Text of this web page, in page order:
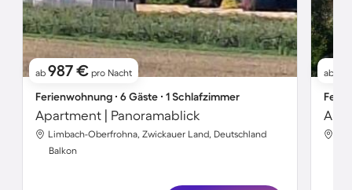
ab 987 € pro Nacht
Ferienwohnung ∙ 6 Gäste ∙ 1 Schlafzimmer
Apartment | Panoramablick
Limbach-Oberfrohna, Zwickauer Land, Deutschland
Balkon
ab